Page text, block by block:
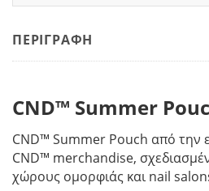
ΠΕΡΙΓΡΑΦΗ
CND™ Summer
CND™ Summer Pouch από την
CND™ merchandise,
χώρους ομορφιάς και nail